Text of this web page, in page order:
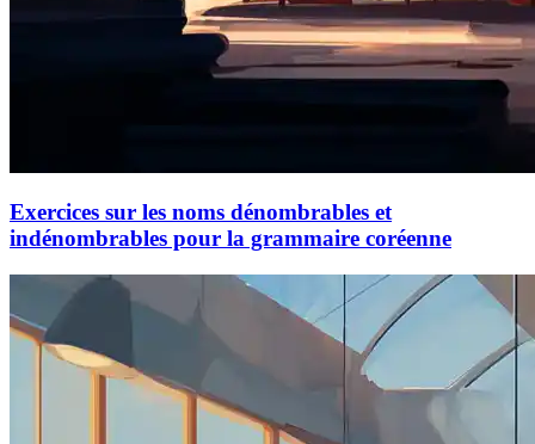
Exercices sur les noms dénombrables et
indénombrables pour la grammaire coréenne